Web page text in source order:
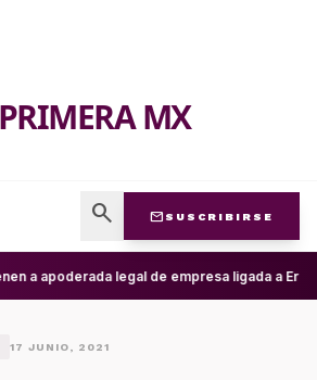
MX
search mail SUSCRIBIRSE
a apoderada legal de empresa ligada a
17 JUNIO, 2021